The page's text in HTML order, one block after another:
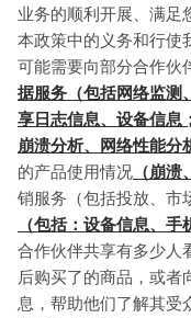
业务的顺利开展、满足
本政策中的义务和行使
可能需要向部分合作伙
据服务（包括网络监测
享日志信息、设备信息；
崩溃分析、网络性能分
的产品使用情况 （崩溃
销服务（包括投放、市
（包括：设备信息、手
合作伙伴共享有多少人
后购买了的商品，或者
息，帮助他们了解其受